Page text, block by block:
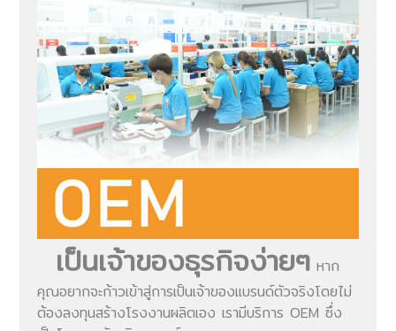
เป็นเจ้าของธุรกิจง่ายๆ หาก
คุณอยากจะก้าวเข้าสู่การเป็นเจ้าของแบรนด์ตัวจริงโดยไม่
ต้องลงทุนสร้างโรงงานผลิตเอง เรามีบริการ OEM ซึ่ง